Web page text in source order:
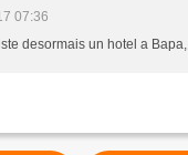
07:36
desormais un hotel a Bapa,